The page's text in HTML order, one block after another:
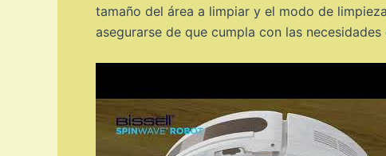
tamaño del área a limpiar y el modo de
asegurarse de que cumpla con las